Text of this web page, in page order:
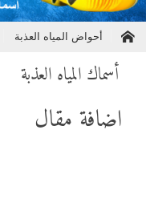
أحواض المياه العذبة
أسماك المياه العذبة
اضافة مقال